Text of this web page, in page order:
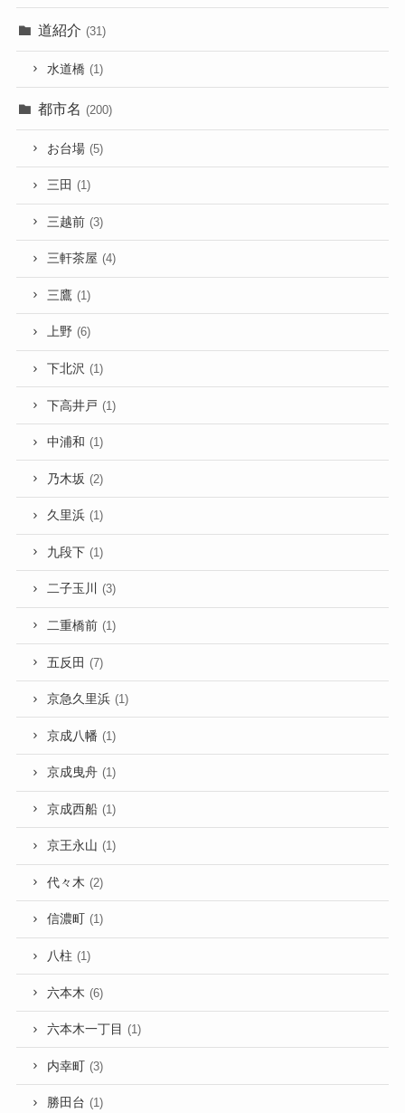
道紹介 (31)
水道橋 (1)
都市名 (200)
お台場 (5)
三田 (1)
三越前 (3)
三軒茶屋 (4)
三鷹 (1)
上野 (6)
下北沢 (1)
下高井戸 (1)
中浦和 (1)
乃木坂 (2)
久里浜 (1)
九段下 (1)
二子玉川 (3)
二重橋前 (1)
五反田 (7)
京急久里浜 (1)
京成八幡 (1)
京成曳舟 (1)
京成西船 (1)
京王永山 (1)
代々木 (2)
信濃町 (1)
八柱 (1)
六本木 (6)
六本木一丁目 (1)
内幸町 (3)
勝田台 (1)